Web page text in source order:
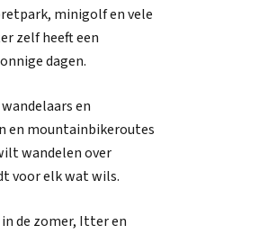
minigolf en vele
zelf heeft een
dagen.
en
en mountainbikeroutes
wandelen over
voor elk wat wils.
de zomer, Itter en